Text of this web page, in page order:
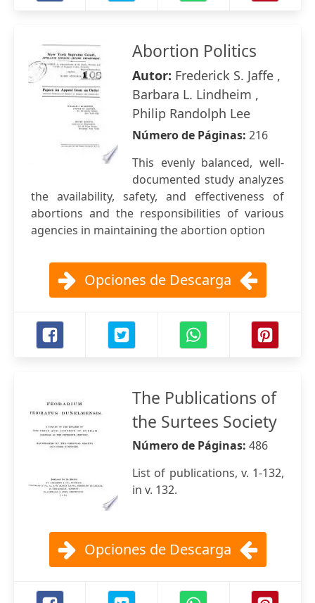
Abortion Politics
Autor: Frederick S. Jaffe ,
Barbara L. Lindheim ,
Philip Randolph Lee
Número de Páginas: 216
This evenly balanced, well-
documented study analyzes
the availability, safety, and effectiveness of
abortions and the responsibilities of various
agencies in maintaining the abortion option
Opciones de Descarga
The Publications of
the Surtees Society
Número de Páginas: 486
List of publications, v. 1-132,
in v. 132.
Opciones de Descarga